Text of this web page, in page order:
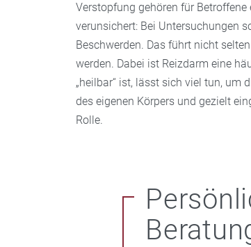
Verstopfung gehören für
verunsichert: Bei Untersuchungen
Beschwerden. Das führt nicht
werden. Dabei ist Reizdarm eine
„heilbar“ ist, lässt sich viel tun, um
des eigenen Körpers und gezielt
Rolle.